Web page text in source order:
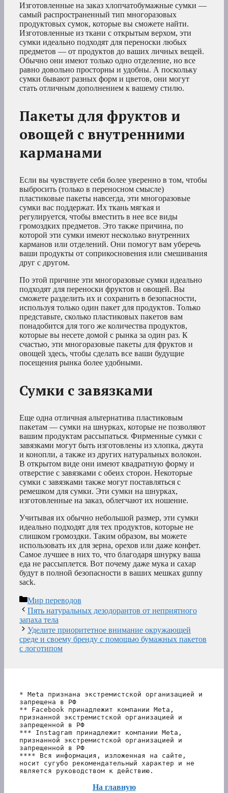
Изготовленные на заказ хлопчатобумажные сумки —
самый распространенный тип многоразовых
продуктовых сумок, которые вы сможете найти.
Изготовленные из ткани с открытым верхом, эти
сумки идеально подходят для переноски любых
предметов — от продуктов до ваших личных вещей.
Обычно они имеют только одно отделение, но все
равно довольно просторны и удобны. А поскольку
сумки бывают разных форм и цветов, они могут
стать отличным дополнением к вашему стилю.
Пакеты для фруктов и
овощей с внутренними
карманами
Если вы чувствуете себя более уверенно в том, чтобы
выбросить (только в переносном смысле)
пластиковые пакеты навсегда, эти многоразовые
сумки вас поддержат. Их ткань мягкая и
регулируется, чтобы вместить в нее все виды
громоздких предметов. Это также причина, по
которой эти сумки имеют несколько внутренних
карманов или отделений. Они помогут вам уберечь
ваши продукты от соприкосновения или смешивания
друг с другом.
По этой причине эти многоразовые сумки идеально
подходят для переноски фруктов и овощей. Вы
сможете разделить их и сохранить в безопасности,
используя только один пакет для продуктов. Только
представьте, сколько пластиковых пакетов вам
понадобится для того же количества продуктов,
которые вы несете домой с рынка за один раз. К
счастью, эти многоразовые пакеты для фруктов и
овощей здесь, чтобы сделать все ваши будущие
посещения рынка более удобными.
Сумки с завязками
Еще одна отличная альтернатива пластиковым
пакетам — сумки на шнурках, которые не позволяют
вашим продуктам рассыпаться. Фирменные сумки с
завязками могут быть изготовлены из хлопка, джута
и конопли, а также из других натуральных волокон.
В открытом виде они имеют квадратную форму и
отверстие с завязками с обеих сторон. Некоторые
сумки с завязками также могут поставляться с
ремешком для сумки. Эти сумки на шнурках,
изготовленные на заказ, облегчают их ношение.
Учитывая их обычно небольшой размер, эти сумки
идеально подходят для тех продуктов, которые не
слишком громоздки. Таким образом, вы можете
использовать их для зерна, орехов или даже конфет.
Самое лучшее в них то, что благодаря шнурку ваша
еда не рассыплется. Вот почему даже мука и сахар
будут в полной безопасности в ваших мешках gunny
sack.
Рубрики
Мир переводов
Пять натуральных дезодорантов от неприятного
запаха тела
Уделите приоритетное внимание окружающей
среде и своему бренду с помощью бумажных пакетов
с логотипом
* Meta признана экстремистской организацией и
запрещена в РФ
** Facebook принадлежит компании Meta,
признанной экстремистской организацией и
запрещенной в РФ
*** Instagram принадлежит компании Meta,
признанной экстремистской организацией и
запрещенной в РФ
**** Вся информация, изложенная на сайте,
носит сугубо рекомендательный характер и не
является руководством к действию.
На главную